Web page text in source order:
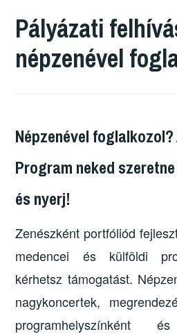
Pályázati
népzenével
Népzenével
Program neked
és nyerj!
Zenészként portfóliód
medencei és külföldi
kérhetsz támogatást.
nagykoncertek,
programhelyszínként